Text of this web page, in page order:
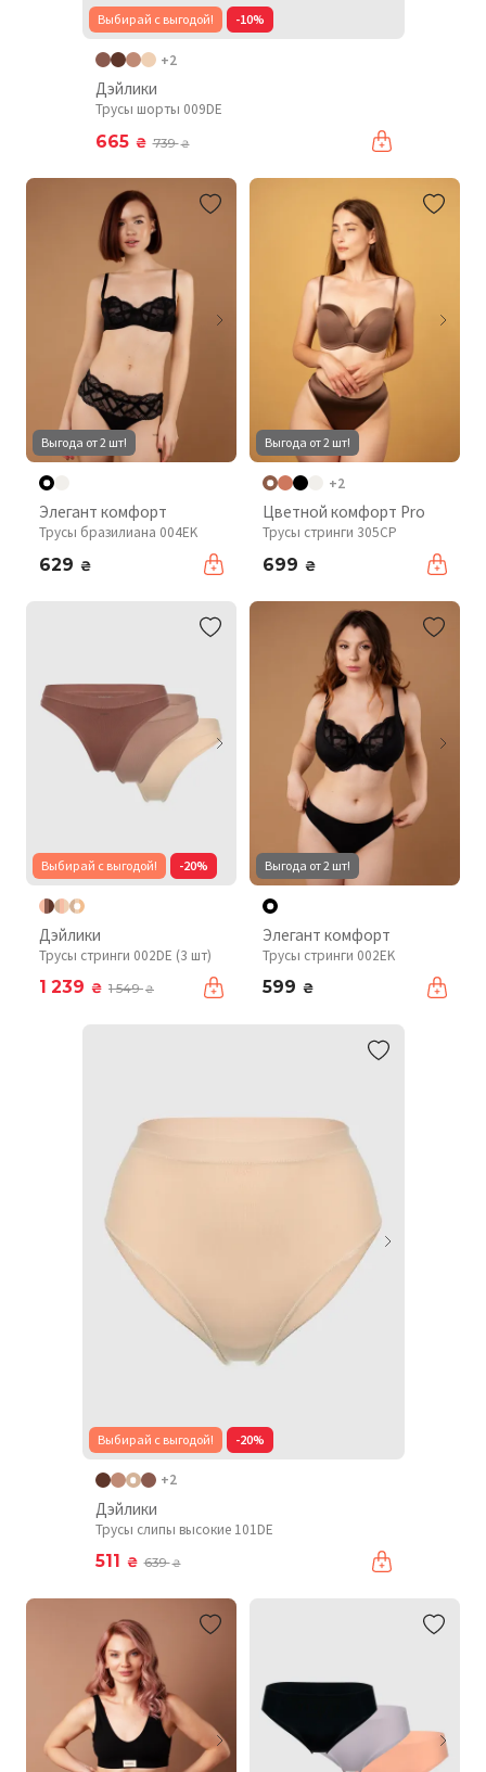
Выбирай с выгодой! -10%
+2
Дэйлики
Трусы шорты 009DE
665 ₴ 739₴
Выгода от 2 шт!
Элегант комфорт
Трусы бразилиана 004EK
629 ₴
Выгода от 2 шт!
+2
Цветной комфорт Pro
Трусы стринги 305CP
699 ₴
Выбирай с выгодой! -20%
Дэйлики
Трусы стринги 002DE (3 шт)
1 239 ₴ 1 549₴
Выгода от 2 шт!
Элегант комфорт
Трусы стринги 002EK
599 ₴
Выбирай с выгодой! -20%
+2
Дэйлики
Трусы слипы высокие 101DE
511 ₴ 639₴